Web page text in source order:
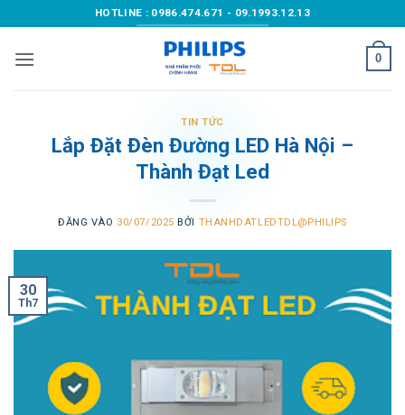
qua
nội
HOTLINE : 0986.474.671 - 09.1993.12.13
0
TIN TỨC
Lắp Đặt Đèn Đường LED Hà Nội –
Thành Đạt Led
ĐĂNG VÀO 30/07/2025 BỞI THANHDATLEDTDL@PHILIPS
30
Th7